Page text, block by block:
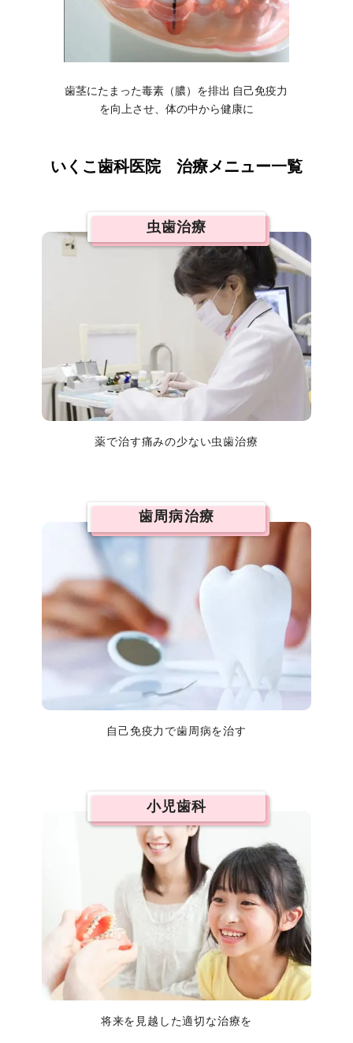
歯茎にたまった毒素（膿）を排出 自己免疫力
を向上させ、体の中から健康に
いくこ歯科医院 治療メニュー一覧
虫歯治療
薬で治す痛みの少ない虫歯治療
歯周病治療
自己免疫力で歯周病を治す
小児歯科
将来を見越した適切な治療を